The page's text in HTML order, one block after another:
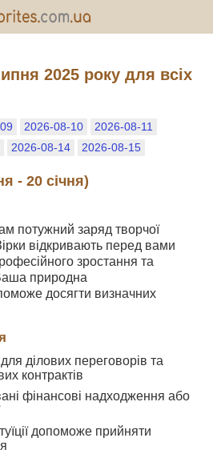
2025 року для всіх
2026-08-10
2026-08-11
2026-08-14 2026-08-15
- 20 січня)
потужний заряд творчої
відкривають перед вами
зростання та
природна
досягти визначних
ділових переговорів та
контрактів
фінансові надходження або
допоможе прийняти